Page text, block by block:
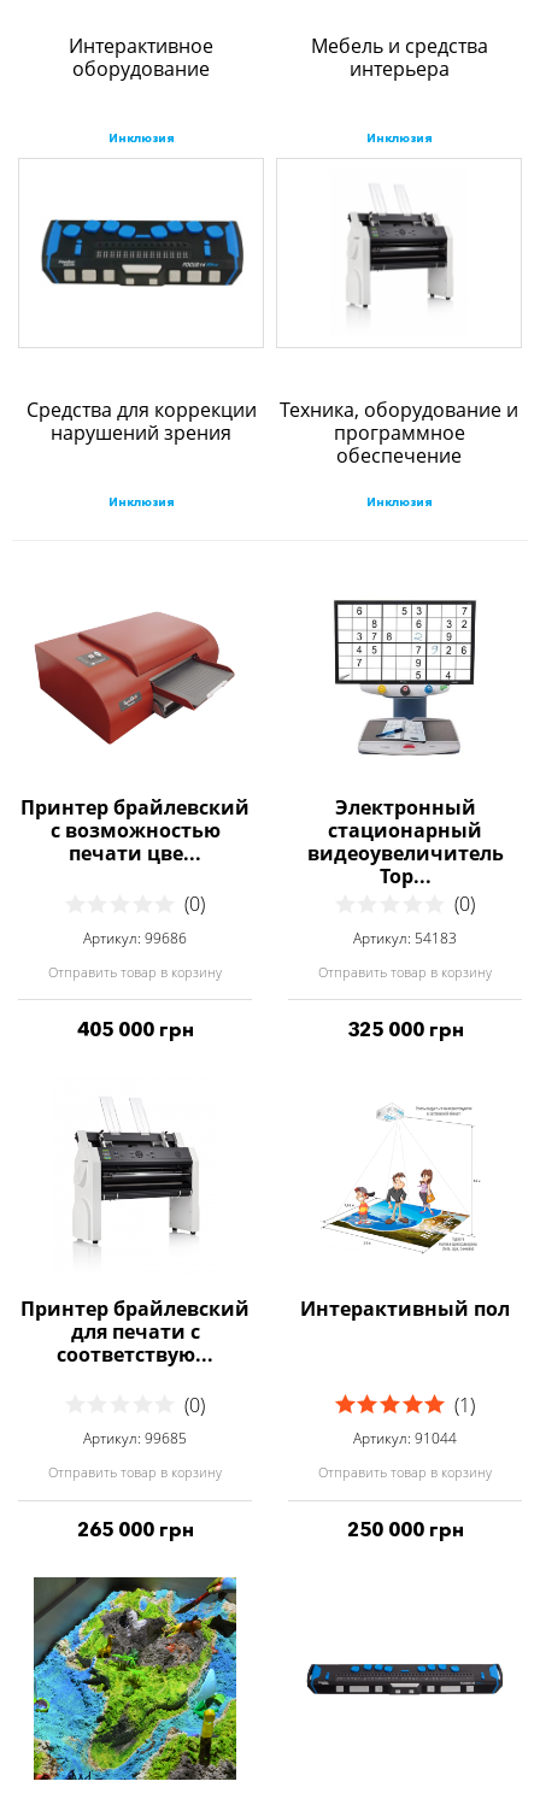
Интерактивное
оборудование
Инклюзия
Мебель и средства
интерьера
Инклюзия
Средства для коррекции
нарушений зрения
Инклюзия
Техника, оборудование и
программное
обеспечение
Инклюзия
Принтер брайлевский
с возможностью
печати цве...
(0)
Артикул: 99686
Отправить товар в корзину
405 000 грн
Электронный
стационарный
видеоувеличитель
Top...
(0)
Артикул: 54183
Отправить товар в корзину
325 000 грн
Принтер брайлевский
для печати с
соответствую...
(0)
Артикул: 99685
Отправить товар в корзину
265 000 грн
Интерактивный пол
(1)
Артикул: 91044
Отправить товар в корзину
250 000 грн